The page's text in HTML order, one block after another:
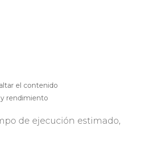
el contenido
rendimiento
de ejecución estimado,